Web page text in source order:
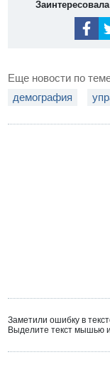
Еще новости по
демография
Заметили ошибку в
Выделите текст мышью